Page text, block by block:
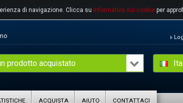
di navigazione. Clicca su Informativa sui cookie per
prodotto acquistato
ACQUISTA AIUTO CONTATTACI